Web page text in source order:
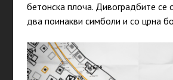
бетонска плоча. Дивоградбите се
два поинакви симболи и со црна